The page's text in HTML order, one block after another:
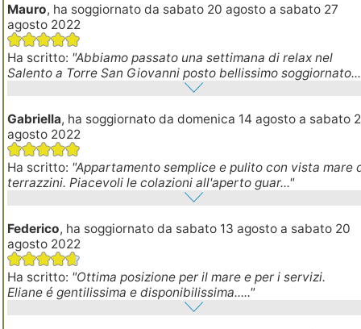
Mauro, ha soggiornato da sabato 20 agosto a sabato 27
agosto 2022
Ha scritto: "Abbiamo passato una settimana di relax nel
Salento a Torre San Giovanni posto bellissimo
Gabriella, ha soggiornato da domenica 14 agosto a sabato
agosto 2022
Ha scritto: "Appartamento semplice e pulito con vista mare
terrazzini. Piacevoli le colazioni all'aperto guar..."
Federico, ha soggiornato da sabato 13 agosto a sabato 20
agosto 2022
Ha scritto: "Ottima posizione per il mare e per i servizi.
Eliane é gentilissima e disponibilissima....."